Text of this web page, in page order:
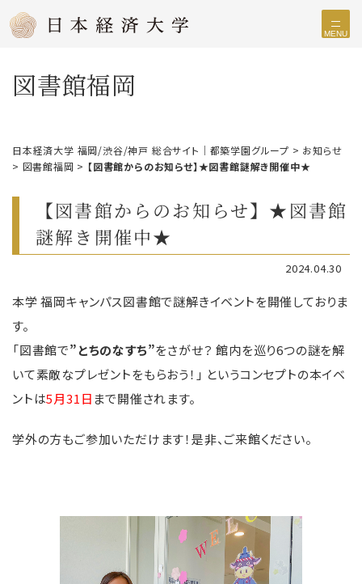
MENU
図書館福岡
日本経済大学 福岡/渋谷/神戸 総合サイト｜都築学園グループ > お知らせ
> 図書館福岡 > 【図書館からのお知らせ】★図書館謎解き開催中★
【図書館からのお知らせ】★図書館
謎解き開催中★
2024.04.30
本学 福岡キャンパス図書館で謎解きイベントを開催しておりま
す。
「図書館で”とちのなすち”をさがせ？ 館内を巡り6つの謎を解
いて素敵なプレゼントをもらおう！」 というコンセプトの本イベ
ントは5月31日 まで開催されます。
学外の方もご参加いただけます！是非、ご来館ください。